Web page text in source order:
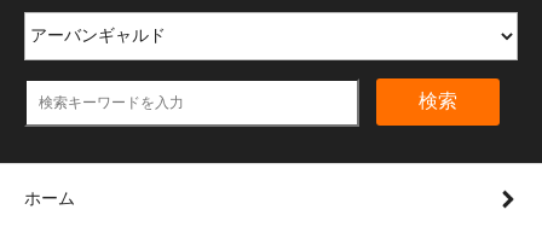
検索
ホーム